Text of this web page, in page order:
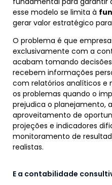
esse modelo se limita à
gerar valor estratégico
O problema é que
exclusivamente com a
acabam tomando decisões
recebem informações
com relatórios analíticos e
os problemas quando o
prejudica o planejamento,
aproveitamento de
projeções e indicadores
monitoramento de
realistas.
E a contabilidade